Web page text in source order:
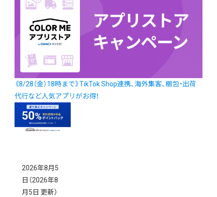
《8/28（金）18時まで》TikTok Shop連携、海外集客、梱包・出荷
代行など人気アプリがお得！
2026年8月5
日 （2026年8
月5日 更新）